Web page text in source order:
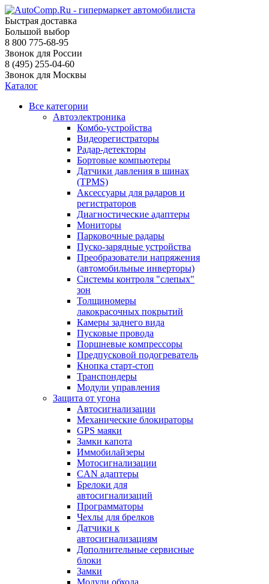
Быстрая доставка
Большой выбор
8 800 775-68-95
Звонок для России
8 (495) 255-04-60
Звонок для Москвы
Каталог
Все категории
Автоэлектроника
Комбо-устройства
Видеорегистраторы
Радар-детекторы
Бортовые компьютеры
Датчики давления в шинах
(TPMS)
Аксессуары для радаров и
регистраторов
Диагностические адаптеры
Мониторы
Парковочные радары
Пуско-зарядные устройства
Преобразователи напряжения
(автомобильные инверторы)
Системы контроля "слепых"
зон
Толщиномеры
лакокрасочных покрытий
Камеры заднего вида
Пусковые провода
Поршневые компрессоры
Предпусковой подогреватель
Кнопка старт-стоп
Транспондеры
Модули управления
Защита от угона
Автосигнализации
Механические блoкираторы
GPS маяки
Замки капота
Иммобилайзеры
Мотосигнализации
CAN адаптеры
Брелоки для
автосигнализаций
Программаторы
Чехлы для брелков
Датчики к
автосигнализациям
Дополнительные сервисные
блоки
Замки
Модули обхода